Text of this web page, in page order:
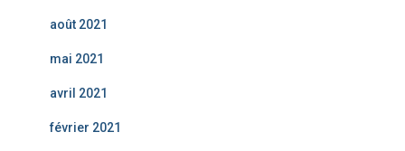
août 2021
mai 2021
avril 2021
février 2021